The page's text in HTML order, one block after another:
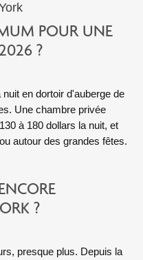
POUR UNE
?
en dortoir d'auberge de
Une chambre privée
à 180 dollars la nuit, et
autour des grandes fêtes.
?
presque plus. Depuis la